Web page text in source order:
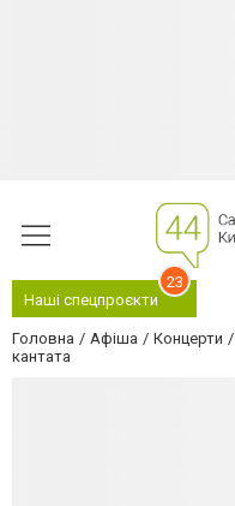
Наші спецпроєкти
23
Головна Афіша Концерти
кантата